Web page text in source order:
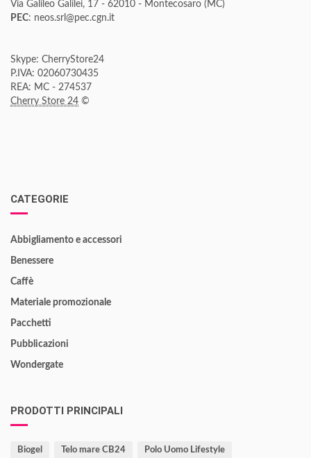
Via Galileo Galilei, 17 - 62010 - Montecosaro (MC)
PEC: neos.srl@pec.cgn.it
Skype: CherryStore24
P.IVA: 02060730435
REA: MC - 274537
Cherry Store 24 ©
CATEGORIE
Abbigliamento e accessori
Benessere
Caffè
Materiale promozionale
Pacchetti
Pubblicazioni
Wondergate
PRODOTTI PRINCIPALI
Biogel Telo mare CB24 Polo Uomo Lifestyle